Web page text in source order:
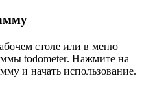
столе или в меню
todometer. Нажмите на
и начать использование.